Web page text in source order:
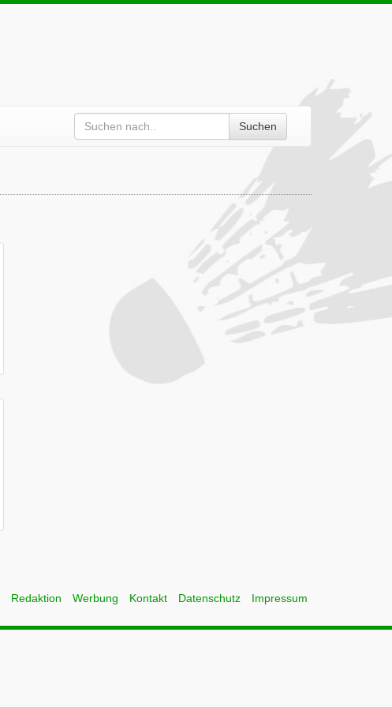
Suchen
Redaktion Werbung Kontakt Datenschutz Impressum